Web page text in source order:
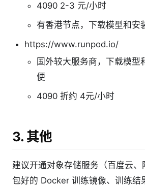
4090 2-3 元/小时
有香港节点，下载模型和安
https://www.runpod.io/
国外较大服务商，下载模型
便
4090 折约 4元/小时
3. 其他
建议开通对象存储服务（百度云
包好的 Docker 训练镜像、训练结